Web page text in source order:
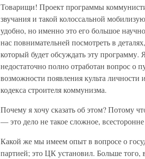
Товарищи! Проект программы
звучания и такой колоссальной
удобно, но именно это его большое
нас повнимательней посмотреть в
который будет обсуждать эту
недостаточно полно отработан вопрос о
возможности появления культа личности
кодекса строителя коммунизма.
Почему я хочу сказать об этом? Потому
— это дело не такое сложное,
Какой же мы имеем опыт в вопросе о
партией; это ЦК установил. Больше того,